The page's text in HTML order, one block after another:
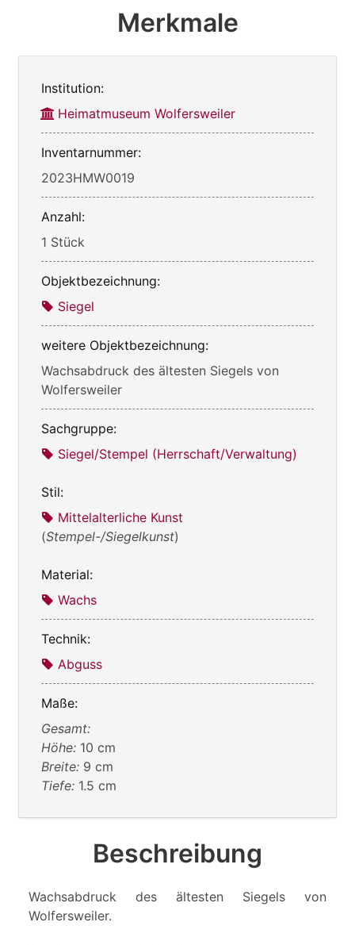
Merkmale
Institution:
Heimatmuseum Wolfersweiler
Inventarnummer:
2023HMW0019
Anzahl:
1 Stück
Objektbezeichnung:
Siegel
weitere Objektbezeichnung:
Wachsabdruck des ältesten Siegels von
Wolfersweiler
Sachgruppe:
Siegel/Stempel (Herrschaft/Verwaltung)
Stil:
Mittelalterliche Kunst
(Stempel-/Siegelkunst)
Material:
Wachs
Technik:
Abguss
Maße:
Gesamt:
Höhe: 10 cm
Breite: 9 cm
Tiefe: 1.5 cm
Beschreibung
Wachsabdruck des ältesten Siegels von
Wolfersweiler.